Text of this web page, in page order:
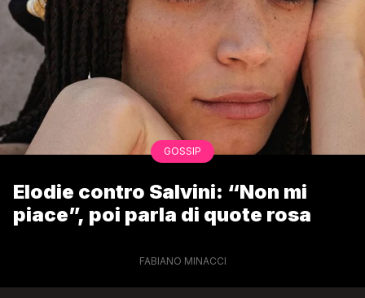
GOSSIP
Elodie contro Salvini: “Non mi
piace”, poi parla di quote rosa
FABIANO MINACCI